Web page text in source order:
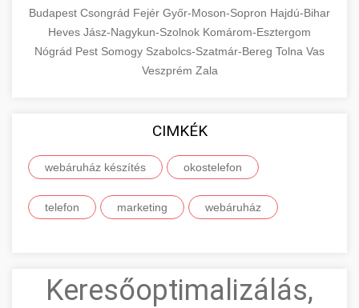
Budapest Csongrád Fejér Győr-Moson-Sopron Hajdú-Bihar
Heves Jász-Nagykun-Szolnok Komárom-Esztergom
Nógrád Pest Somogy Szabolcs-Szatmár-Bereg Tolna Vas
Veszprém Zala
CIMKÉK
webáruház készítés okostelefon
telefon marketing webáruház
Keresőoptimalizálás,